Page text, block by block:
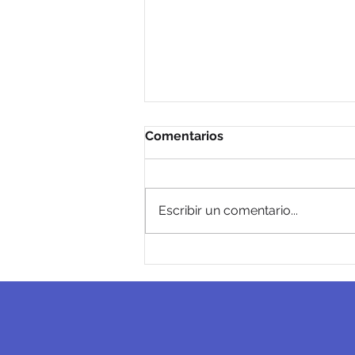
Fibra Soluble
Comentarios
Escribir un comentario...